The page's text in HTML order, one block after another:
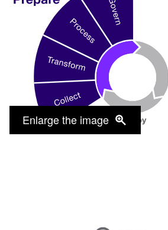
Enlarge the image